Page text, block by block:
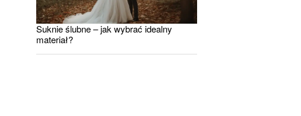
Suknie ślubne – jak wybrać idealny
materiał?